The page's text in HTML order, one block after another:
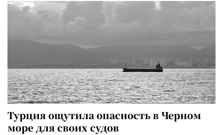
Турция ощутила опасность в Черном
море для своих судов